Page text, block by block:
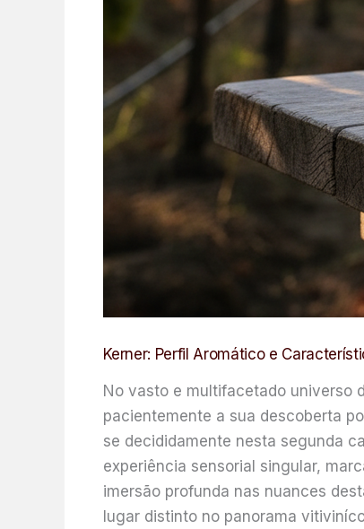
Kerner: Perfil Aromático e
No vasto e multifacetado universo
pacientemente a sua descoberta
se decididamente nesta segunda
experiência sensorial singular,
imersão profunda nas nuances
lugar distinto no panorama